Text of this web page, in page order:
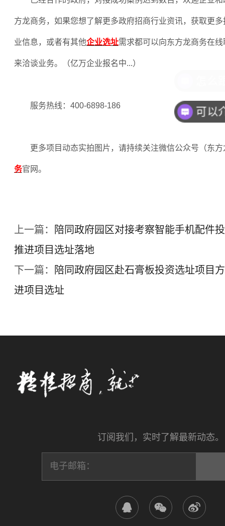
方龙商务，如果您想了解更多政府招商行业资讯，获取更
业信息，或者有其他企业选址需求都可以向东方龙商务在
来洽谈业务。（亿万企业报名中...）
服务热线： 400-6898-186
更多项目动态实拍图片，请持续关注微信公众号（东
务官网。
上一篇：
陪同政府园区对接考察智能手机配件
推进项目选址落地
下一篇：
陪同政府园区赴石膏板投资选址项目
进项目选址
订阅我们，实时了解最新动态。